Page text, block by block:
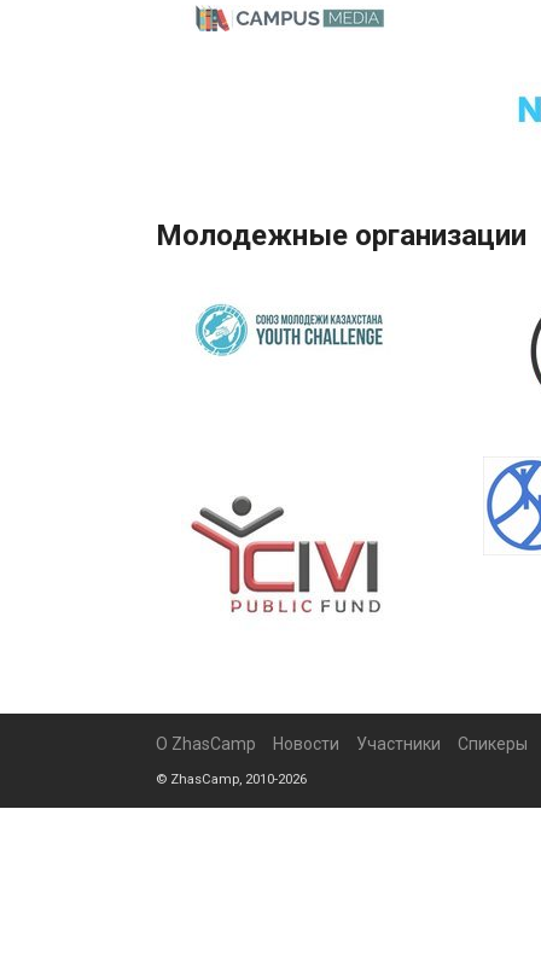
Молодежные организации
О ZhasCamp Новости Участники Спикеры
© ZhasCamp, 2010-2026